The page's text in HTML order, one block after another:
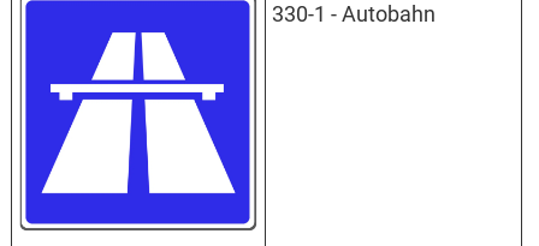
330-1 - Autobahn